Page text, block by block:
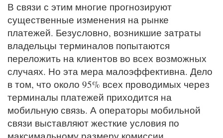
В связи с этим многие прогнозируют
существенные изменения на рынке
платежей. Безусловно, возникшие затраты
владельцы терминалов попытаются
переложить на клиентов во всех возможных
случаях. Но эта мера малоэффективна. Дело
в том, что около 95% всех проводимых через
терминалы платежей приходится на
мобильную связь. А операторы мобильной
связи выставляют жесткие условия по